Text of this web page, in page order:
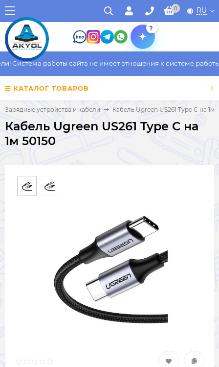
0 RU
?
Система работы сайта не имеет отношения к системе работы
КАТАЛОГ ТОВАРОВ
Зарядные устройства и кабели Кабель Ugreen US261 Type C на 1м
Кабель Ugreen US261 Type C на
1м 50150